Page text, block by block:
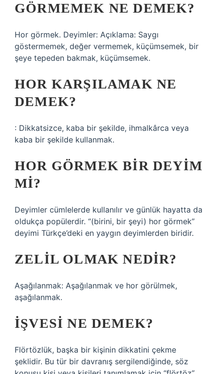
GÖRMEMEK NE DEMEK?
Hor görmek. Deyimler: Açıklama: Saygı
göstermemek, değer vermemek, küçümsemek, bir
şeye tepeden bakmak, küçümsemek.
HOR KARŞILAMAK NE
DEMEK?
: Dikkatsizce, kaba bir şekilde, ihmalkârca veya
kaba bir şekilde kullanmak.
HOR GÖRMEK BIR DEYIM
MI?
Deyimler cümlelerde kullanılır ve günlük hayatta da
oldukça popülerdir. “(birini, bir şeyi) hor görmek”
deyimi Türkçe’deki en yaygın deyimlerden biridir.
ZELIL OLMAK NEDIR?
Aşağılanmak: Aşağılanmak ve hor görülmek,
aşağılanmak.
İŞVESI NE DEMEK?
Flörtözlük, başka bir kişinin dikkatini çekme
şeklidir. Bu tür bir davranış sergilendiğinde, söz